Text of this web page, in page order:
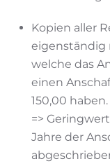
Kopien aller
eigenständig
welche das
einen
150,00
=>
Jahre der